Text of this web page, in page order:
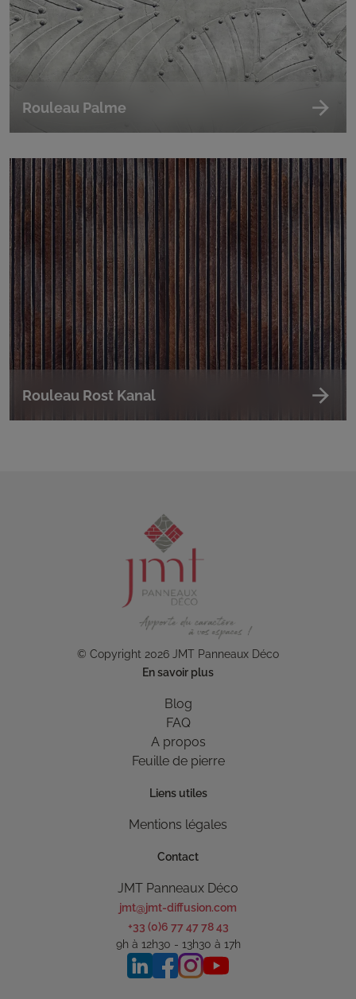
Rouleau Palme
Rouleau Rost Kanal
© Copyright 2026 JMT Panneaux Déco
En savoir plus
Blog
FAQ
A propos
Feuille de pierre
Liens utiles
Mentions légales
Contact
JMT Panneaux Déco
jmt@jmt-diffusion.com
+33 (0)6 77 47 78 43
9h à 12h30 - 13h30 à 17h